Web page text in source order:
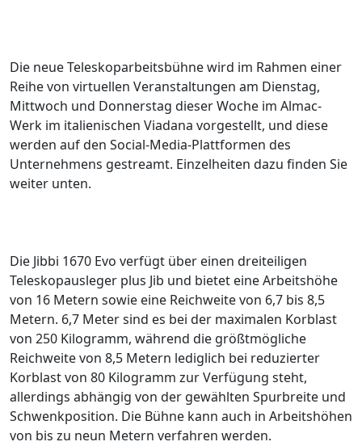
Die neue Teleskoparbeitsbühne wird im Rahmen einer
Reihe von virtuellen Veranstaltungen am Dienstag,
Mittwoch und Donnerstag dieser Woche im Almac-
Werk im italienischen Viadana vorgestellt, und diese
werden auf den Social-Media-Plattformen des
Unternehmens gestreamt. Einzelheiten dazu finden Sie
weiter unten.
Die Jibbi 1670 Evo verfügt über einen dreiteiligen
Teleskopausleger plus Jib und bietet eine Arbeitshöhe
von 16 Metern sowie eine Reichweite von 6,7 bis 8,5
Metern. 6,7 Meter sind es bei der maximalen Korblast
von 250 Kilogramm, während die größtmögliche
Reichweite von 8,5 Metern lediglich bei reduzierter
Korblast von 80 Kilogramm zur Verfügung steht,
allerdings abhängig von der gewählten Spurbreite und
Schwenkposition. Die Bühne kann auch in Arbeitshöhen
von bis zu neun Metern verfahren werden.